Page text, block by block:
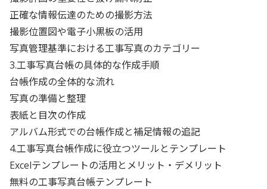
正確な情報伝達のための撮影方法
撮影位置図や電子小黒板の活用
写真管理基準における工事写真のカテゴリー
3.工事写真台帳の具体的な作成手順
台帳作成の全体的な流れ
写真の準備と整理
表紙と目次の作成
アルバム形式での台帳作成と補足情報の追記
4.工事写真台帳作成に役立つツールとテンプレート
Excelテンプレートの活用とメリット・デメリット
無料の工事写真台帳テンプレート